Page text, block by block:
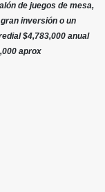
de juegos de mesa,
inversión o un
$4,783,000 anual
aprox